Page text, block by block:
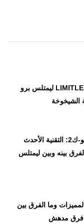
كبسولات LIMITLESS PRO AGING ليمتلس برو
الشيخوخة
ليمتلس اوسوفورتين د3 لايبو-ك2: التقنية الأحدث
بينه وبين ليمتلس
وما الفرق بين
فرق مدهش